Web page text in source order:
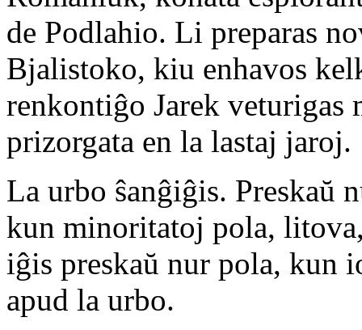
de Podlahio. Li preparas
Bjalistoko, kiu enhavos
renkontiĝo Jarek veturigas
prizorgata en la lastaj jaroj.
La urbo ŝanĝiĝis. Preskaŭ
kun minoritatoj pola,
iĝis preskaŭ nur pola, kun
apud la urbo.